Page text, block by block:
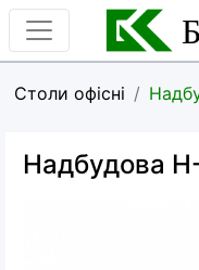
Столи офісні
Надбудова